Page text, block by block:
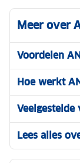
Meer over
Voordelen
Hoe werkt
Veelgestelde
Lees alles